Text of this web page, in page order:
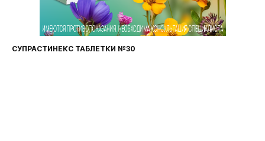
СУПРАСТИНЕКС ТАБЛЕТКИ №30